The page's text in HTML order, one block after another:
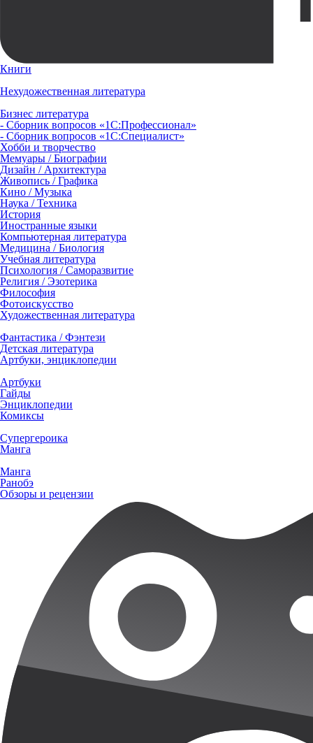
Книги
Нехудожественная литература
Бизнес литература
- Сборник вопросов «1С:Профессионал»
- Сборник вопросов «1С:Специалист»
Хобби и творчество
Мемуары / Биографии
Дизайн / Архитектура
Живопись / Графика
Кино / Музыка
Наука / Техника
История
Иностранные языки
Компьютерная литература
Медицина / Биология
Учебная литература
Психология / Саморазвитие
Религия / Эзотерика
Философия
Фотоискусство
Художественная литература
Фантастика / Фэнтези
Детская литература
Артбуки, энциклопедии
Артбуки
Гайды
Энциклопедии
Комиксы
Супергероика
Манга
Манга
Ранобэ
Обзоры и рецензии